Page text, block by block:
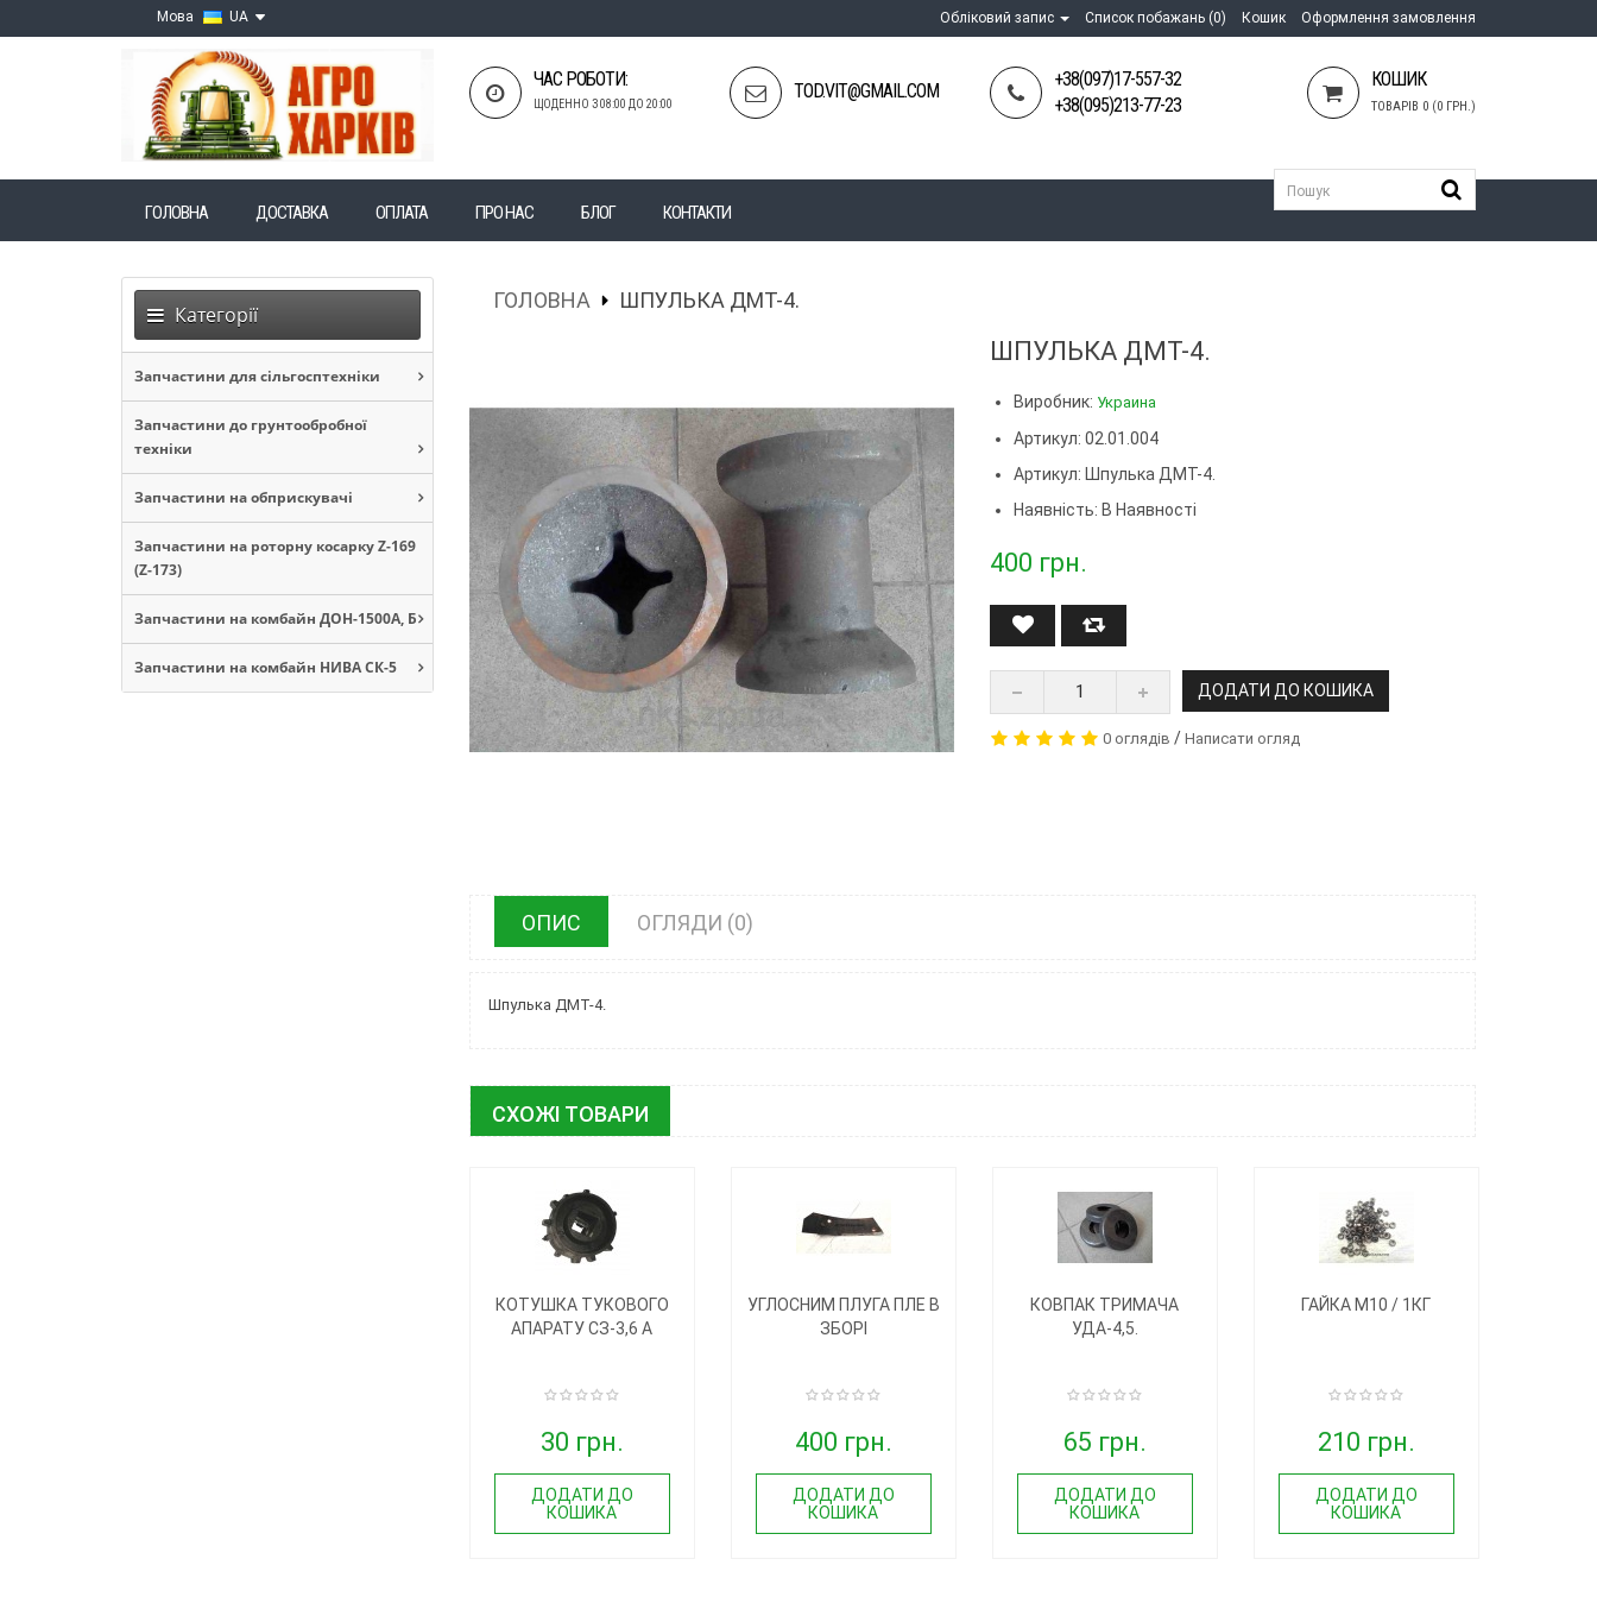
Мова UA Обліковий запис Список побажань (0) Кошик Оформлення замовлення
ЧАС РОБОТИ:
ЩОДЕННО З 08:00 ДО 20:00
TOD.VIT@GMAIL.COM
+38(097)17-557-32
+38(095)213-77-23
КОШИК
ТОВАРІВ 0 (0 ГРН.)
ГОЛОВНА ДОСТАВКА ОПЛАТА ПРО НАС БЛОГ КОНТАКТИ
Категорії
Запчастини для сільгосптехніки
Запчастини до грунтообробної
техніки
Запчастини на обприскувачі
Запчастини на роторну косарку Z-169
(Z-173)
Запчастини на комбайн ДОН-1500А, Б
Запчастини на комбайн НИВА СК-5
ГОЛОВНА ШПУЛЬКА ДМТ-4.
ШПУЛЬКА ДМТ-4.
Виробник: Украина
Артикул: 02.01.004
Артикул: Шпулька ДМТ-4.
Наявність: В Наявності
400 грн.
ДОДАТИ ДО КОШИКА
0 оглядів /Написати огляд
ОПИС ОГЛЯДИ (0)
Шпулька ДМТ-4.
СХОЖІ ТОВАРИ
КОТУШКА ТУКОВОГО
АПАРАТУ СЗ-3,6 А
30 грн.
ДОДАТИ ДО
КОШИКА
УГЛОСНИМ ПЛУГА ПЛЕ В
ЗБОРІ
400 грн.
ДОДАТИ ДО
КОШИКА
КОВПАК ТРИМАЧА
УДА-4,5.
65 грн.
ДОДАТИ ДО
КОШИКА
ГАЙКА М10 / 1КГ
210 грн.
ДОДАТИ ДО
КОШИКА